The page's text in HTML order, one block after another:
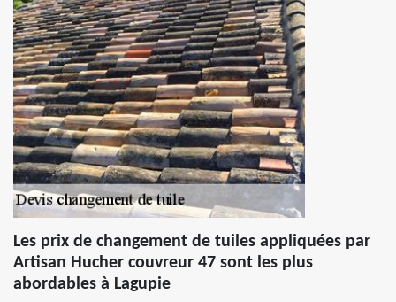
Les prix de changement de tuiles appliquées par
Artisan Hucher couvreur 47 sont les plus
abordables à Lagupie